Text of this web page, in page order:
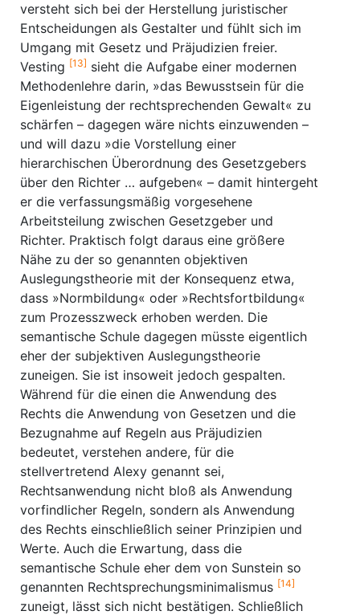
versteht sich bei der Herstellung juristischer
Entscheidungen als Gestalter und fühlt sich im
Umgang mit Gesetz und Präjudizien freier.
Vesting [13] sieht die Aufgabe einer modernen
Methodenlehre darin, »das Bewusstsein für die
Eigenleistung der rechtsprechenden Gewalt« zu
schärfen – dagegen wäre nichts einzuwenden –
und will dazu »die Vorstellung einer
hierarchischen Überordnung des Gesetzgebers
über den Richter … aufgeben« – damit hintergeht
er die verfassungsmäßig vorgesehene
Arbeitsteilung zwischen Gesetzgeber und
Richter. Praktisch folgt daraus eine größere
Nähe zu der so genannten objektiven
Auslegungstheorie mit der Konsequenz etwa,
dass »Normbildung« oder »Rechtsfortbildung«
zum Prozesszweck erhoben werden. Die
semantische Schule dagegen müsste eigentlich
eher der subjektiven Auslegungstheorie
zuneigen. Sie ist insoweit jedoch gespalten.
Während für die einen die Anwendung des
Rechts die Anwendung von Gesetzen und die
Bezugnahme auf Regeln aus Präjudizien
bedeutet, verstehen andere, für die
stellvertretend Alexy genannt sei,
Rechtsanwendung nicht bloß als Anwendung
vorfindlicher Regeln, sondern als Anwendung
des Rechts einschließlich seiner Prinzipien und
Werte. Auch die Erwartung, dass die
semantische Schule eher dem von Sunstein so
genannten Rechtsprechungsminimalismus [14]
zuneigt, lässt sich nicht bestätigen. Schließlich